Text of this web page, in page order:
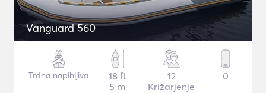
Vanguard 560
Trdna napihljiva
18 ft
5 m
12
Križarjenje
0